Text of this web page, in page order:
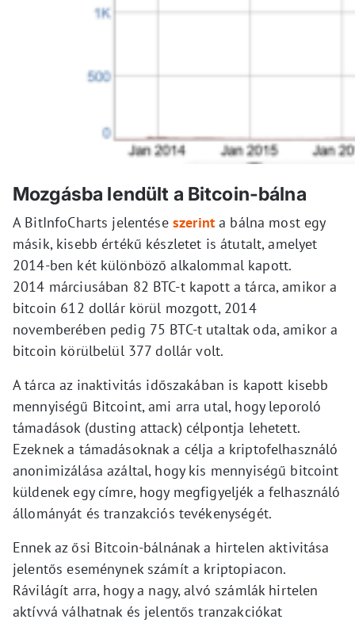
Mozgásba lendült a Bitcoin-bálna
A BitInfoCharts jelentése szerinta bálna most egy
másik, kisebb értékű készletet is átutalt, amelyet
2014-ben két különböző alkalommal kapott.
2014 márciusában 82 BTC-t kapott a tárca, amikor a
bitcoin 612 dollár körül mozgott, 2014
novemberében pedig 75 BTC-t utaltak oda, amikor a
bitcoin körülbelül 377 dollár volt.
A tárca az inaktivitás időszakában is kapott kisebb
mennyiségű Bitcoint, ami arra utal, hogy leporoló
támadások (dusting attack) célpontja lehetett.
Ezeknek a támadásoknak a célja a kriptofelhasználó
anonimizálása azáltal, hogy kis mennyiségű bitcoint
küldenek egy címre, hogy megfigyeljék a felhasználó
állományát és tranzakciós tevékenységét.
Ennek az ősi Bitcoin-bálnának a hirtelen aktivitása
jelentős eseménynek számít a kriptopiacon.
Rávilágít arra, hogy a nagy, alvó számlák hirtelen
aktívvá válhatnak és jelentős tranzakciókat